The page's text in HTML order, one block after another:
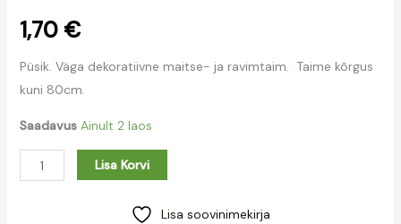
1,70 €
Püsik. Väga dekoratiivne maitse- ja ravimtaim. Taime kõrgus
kuni 80cm.
Saadavus Ainult 2 laos
Lisa Korvi
Lisa soovinimekirja